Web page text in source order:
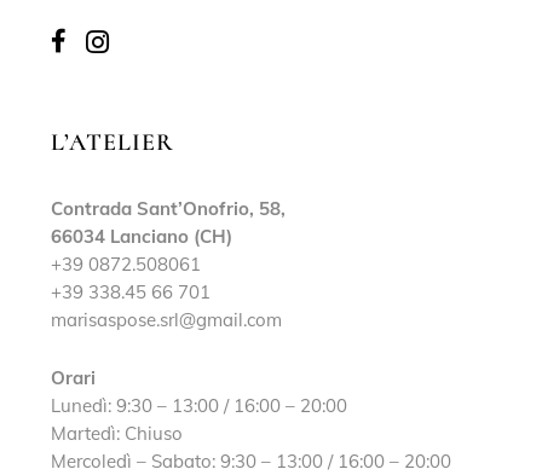
L’ATELIER
Contrada Sant’Onofrio, 58,
66034 Lanciano (CH)
+39 0872.508061
+39 338.45 66 701
marisaspose.srl@gmail.com
Orari
Lunedì: 9:30 – 13:00 / 16:00 – 20:00
Martedì: Chiuso
Mercoledì – Sabato: 9:30 – 13:00 / 16:00 – 20:00